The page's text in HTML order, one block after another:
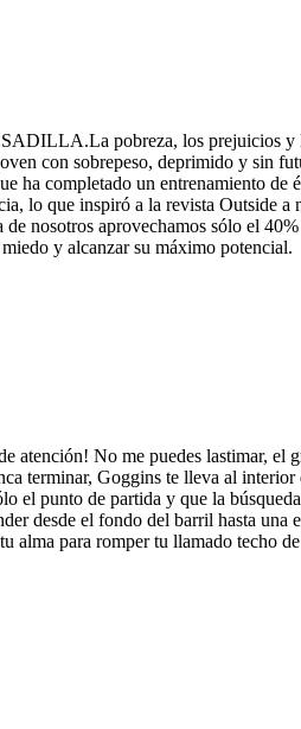
pobreza, los prejuicios y
con sobrepeso, deprimido y sin
ha completado un entrenamiento
lo que inspiró a la revista
nosotros aprovechamos sólo el
y alcanzar su máximo potencial.
atención! No me puedes lastimar,
terminar, Goggins te lleva al
el punto de partida y que la
desde el fondo del barril hasta una
para romper tu llamado techo